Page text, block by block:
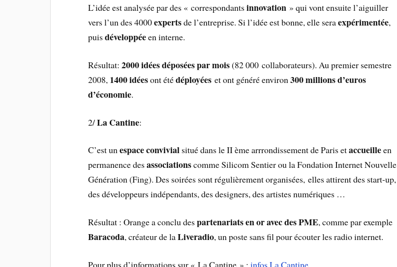
L’idée est analysée par des « correspondantsinnovation » qui vont ensuite l’aiguiller
vers l’un des 4000expertsde l’entreprise. Si l’idée est bonne, elle seraexpérimentée,
puisdéveloppéeen interne.
Résultat:2000 idées déposées par mois(82 000 collaborateurs). Au premier semestre
2008, 1400 idéesont étédéployées et ont généré environ300 millions d’euros
d’économie.
2/La Cantine:
C’est unespace convivial situé dans le II ème arrrondissement de Paris etaccueilleen
permanence desassociationscomme Silicom Sentier ou la Fondation Internet Nouvelle
Génération (Fing). Des soirées sont régulièrement organisées, elles attirent des start-up,
des développeurs indépendants, des designers, des artistes numériques …
Résultat : Orange a conclu despartenariats en or avec des PME, comme par exemple
Baracoda, créateur de laLiveradio, un poste sans fil pour écouter les radio internet.
Pour plus d’informations sur « La Cantine » :infos La Cantine